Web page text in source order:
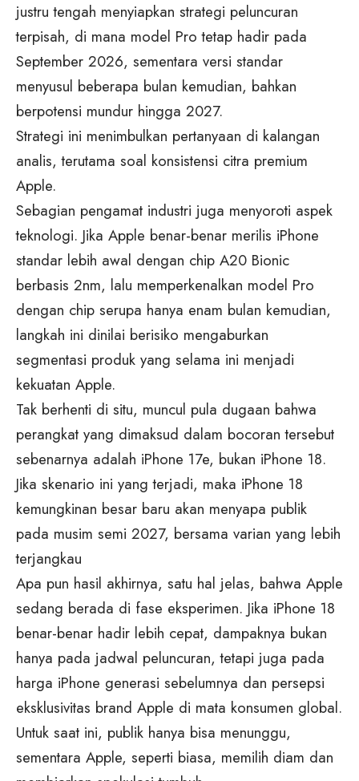
justru tengah menyiapkan strategi peluncuran
terpisah, di mana model Pro tetap hadir pada
September 2026, sementara versi standar
menyusul beberapa bulan kemudian, bahkan
berpotensi mundur hingga 2027.
Strategi ini menimbulkan pertanyaan di kalangan
analis, terutama soal konsistensi citra premium
Apple.
Sebagian pengamat industri juga menyoroti aspek
teknologi. Jika Apple benar-benar merilis iPhone
standar lebih awal dengan chip A20 Bionic
berbasis 2nm, lalu memperkenalkan model Pro
dengan chip serupa hanya enam bulan kemudian,
langkah ini dinilai berisiko mengaburkan
segmentasi produk yang selama ini menjadi
kekuatan Apple.
Tak berhenti di situ, muncul pula dugaan bahwa
perangkat yang dimaksud dalam bocoran tersebut
sebenarnya adalah iPhone 17e, bukan iPhone 18.
Jika skenario ini yang terjadi, maka iPhone 18
kemungkinan besar baru akan menyapa publik
pada musim semi 2027, bersama varian yang lebih
terjangkau
Apa pun hasil akhirnya, satu hal jelas, bahwa Apple
sedang berada di fase eksperimen. Jika iPhone 18
benar-benar hadir lebih cepat, dampaknya bukan
hanya pada jadwal peluncuran, tetapi juga pada
harga iPhone generasi sebelumnya dan persepsi
eksklusivitas brand Apple di mata konsumen global.
Untuk saat ini, publik hanya bisa menunggu,
sementara Apple, seperti biasa, memilih diam dan